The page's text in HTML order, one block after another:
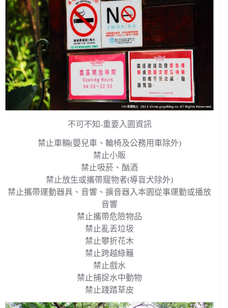
不可不知-重要入園資訊
禁止車輛(嬰兒車、輪椅及公務用車除外)
禁止小販
禁止吸菸、酗酒
禁止放生或攜帶寵物者(導盲犬除外)
禁止攜帶運動器具、音響、擴音器入本園從事運動或播放
音響
禁止攜帶危險物品
禁止亂丟垃圾
禁止攀折花木
禁止跨越綠籬
禁止戲水
禁止捕捉水中動物
禁止踐踏草皮